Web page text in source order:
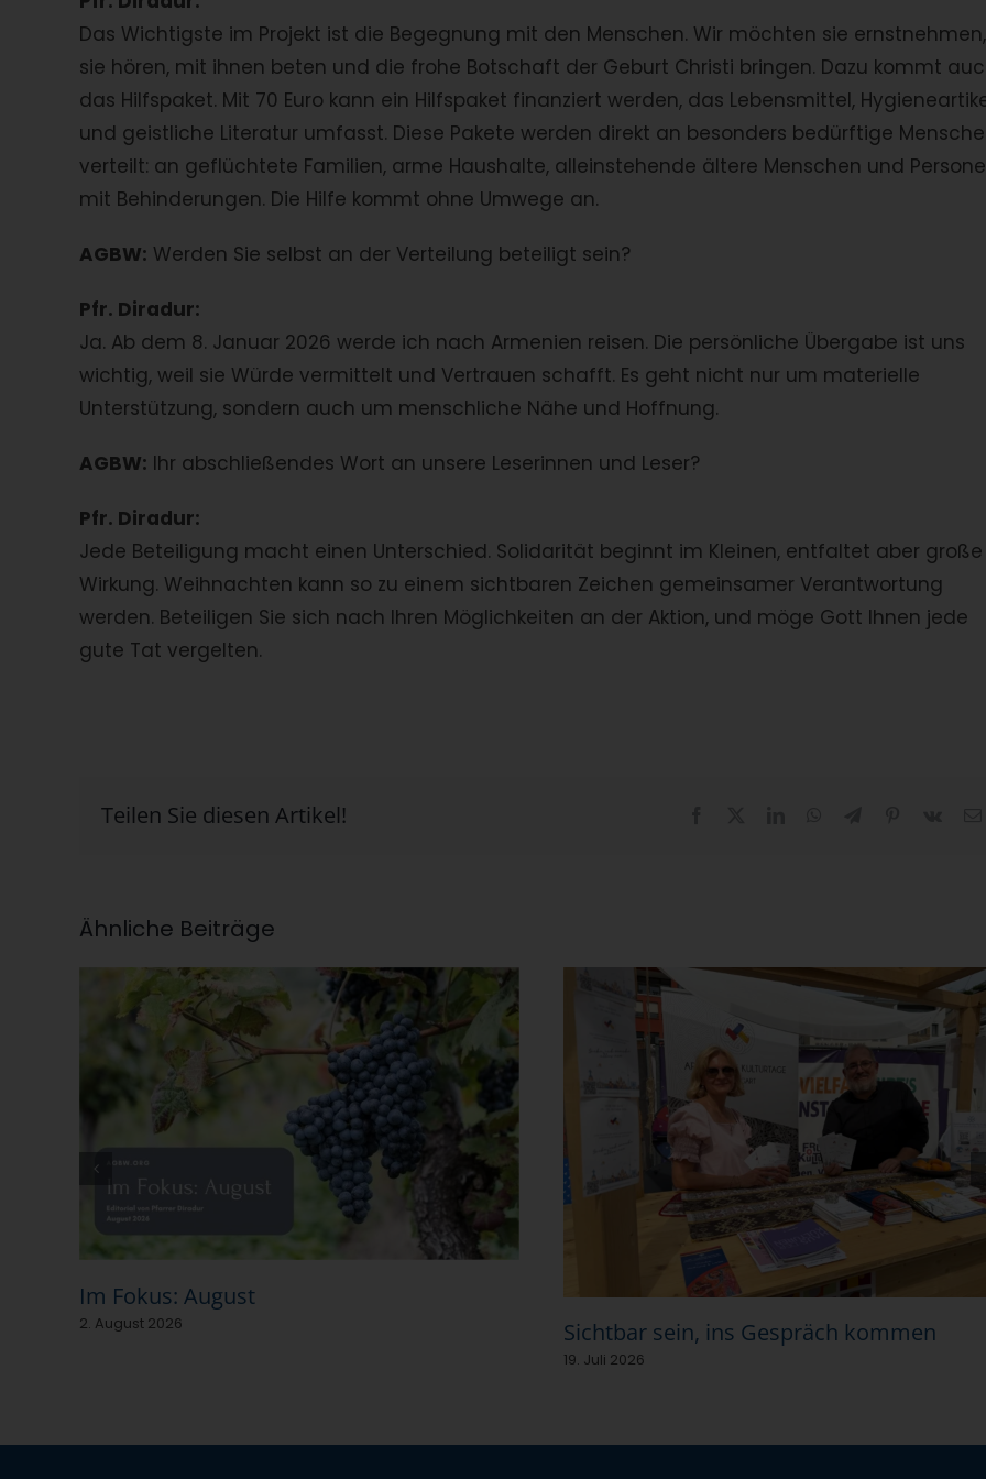
Das Wichtigste im Projekt ist die Begegnung mit den Menschen. Wir möchten sie ernstnehmen,
sie hören, mit ihnen beten und die frohe Botschaft der Geburt Christi bringen. Dazu kommt
das Hilfspaket. Mit 70 Euro kann ein Hilfspaket finanziert werden, das Lebensmittel,
und geistliche Literatur umfasst. Diese Pakete werden direkt an besonders bedürftige
verteilt: an geflüchtete Familien, arme Haushalte, alleinstehende ältere Menschen und
mit Behinderungen. Die Hilfe kommt ohne Umwege an.
AGBW: Werden Sie selbst an der Verteilung beteiligt sein?
Pfr. Diradur:
Ja. Ab dem 8. Januar 2026 werde ich nach Armenien reisen. Die persönliche Übergabe ist uns
wichtig, weil sie Würde vermittelt und Vertrauen schafft. Es geht nicht nur um materielle
Unterstützung, sondern auch um menschliche Nähe und Hoffnung.
AGBW: Ihr abschließendes Wort an unsere Leserinnen und Leser?
Pfr. Diradur:
Jede Beteiligung macht einen Unterschied. Solidarität beginnt im Kleinen, entfaltet aber große
Wirkung. Weihnachten kann so zu einem sichtbaren Zeichen gemeinsamer Verantwortung
werden. Beteiligen Sie sich nach Ihren Möglichkeiten an der Aktion, und möge Gott Ihnen jede
gute Tat vergelten.
Teilen Sie diesen Artikel!
Ähnliche Beiträge
Im Fokus: August
2. August 2026 Sichtbar sein, ins Gespräch kommen
19. Juli 2026